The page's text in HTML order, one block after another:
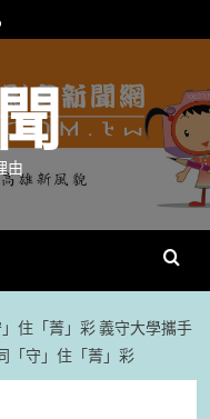
由
」住「菁」彩 義守大學攜手
「守」住「菁」彩